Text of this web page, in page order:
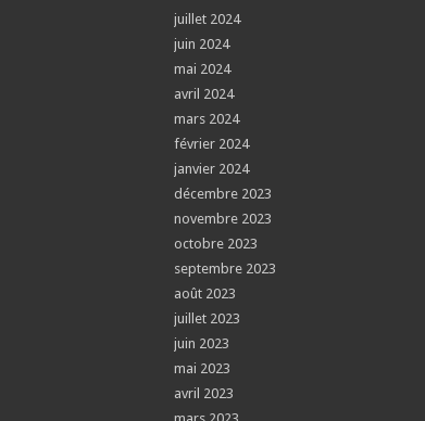
juillet 2024
juin 2024
mai 2024
avril 2024
mars 2024
février 2024
janvier 2024
décembre 2023
novembre 2023
octobre 2023
septembre 2023
août 2023
juillet 2023
juin 2023
mai 2023
avril 2023